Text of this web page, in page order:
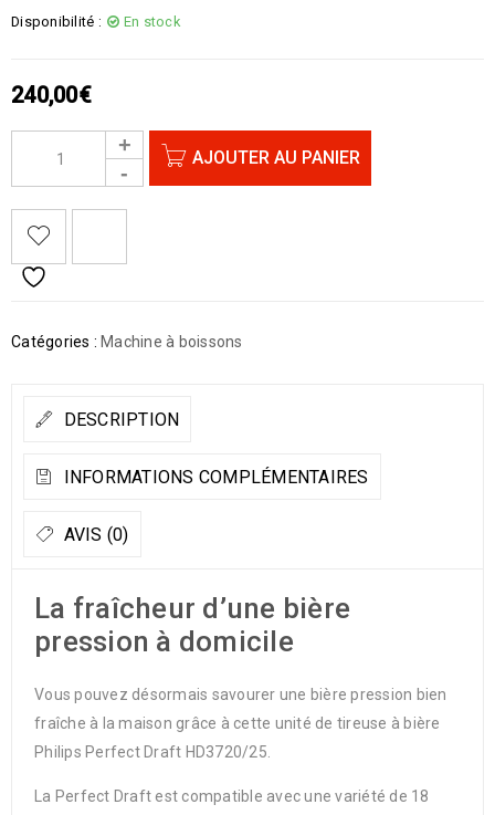
Disponibilité : En stock
240,00€
AJOUTER AU PANIER
Catégories : Machine à boissons
DESCRIPTION
INFORMATIONS COMPLÉMENTAIRES
AVIS (0)
La fraîcheur d’une bière
pression à domicile
Vous pouvez désormais savourer une bière pression bien
fraîche à la maison grâce à cette unité de tireuse à bière
Philips Perfect Draft HD3720/25.
La Perfect Draft est compatible avec une variété de 18